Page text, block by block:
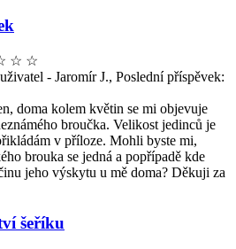
☆ ☆
- Jaromír J., Poslední příspěvek:
doma kolem květin se mi objevuje
broučka. Velikost jedinců je
v příloze. Mohli byste mi,
brouka se jedná a popřípadě kde
jeho výskytu u mě doma? Děkuji za
šeříku